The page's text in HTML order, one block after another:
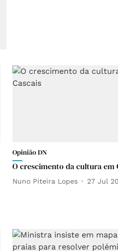
Opinião DN
O crescimento da cultura em
Nuno Piteira Lopes 27 Jul